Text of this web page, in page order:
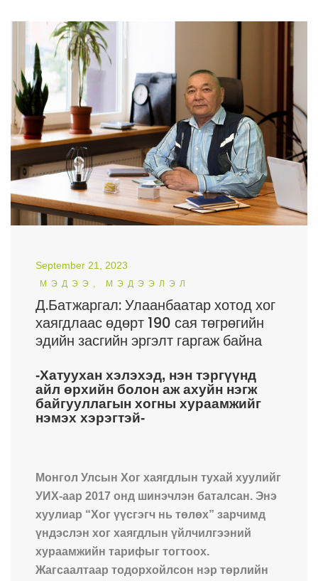
September 21, 2023
МЭДЭЭ, МЭДЭЭЛЭЛ
Д.Батжаргал: Улаанбаатар хотод хог
хаягдлаас өдөрт 190 сая төгрөгийн
эдийн засгийн эргэлт гаргаж байна
-Хатуухан хэлэхэд, нэн тэргүүнд
айл өрхийн болон аж ахуйн нэгж
байгууллагын хогны хураамжийг
нэмэх хэрэгтэй-
Монгол Улсын Хог хаягдлын тухай хуулийг
УИХ-аар 2017 онд шинэчлэн баталсан. Энэ
хуулиар “Хог үүсгэгч нь төлөх” зарчимд
үндэслэн хог хаягдлын үйлчилгээний
хураамжийн тарифыг тогтоох.
Жагсаалтаар тодорхойлсон нэр төрлийн